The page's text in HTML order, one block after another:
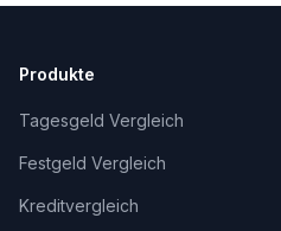
Produkte
Tagesgeld Vergleich
Festgeld Vergleich
Kreditvergleich